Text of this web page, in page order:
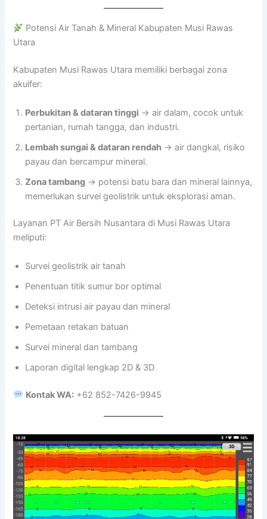
Potensi Air Tanah & Mineral Kabupaten Musi Rawas
Utara
Kabupaten Musi Rawas Utara memiliki berbagai zona
akuifer:
Perbukitan & dataran tinggi → air dalam, cocok untuk
pertanian, rumah tangga, dan industri.
Lembah sungai & dataran rendah → air dangkal, risiko
payau dan bercampur mineral.
Zona tambang → potensi batu bara dan mineral lainnya,
memerlukan survei geolistrik untuk eksplorasi aman.
Layanan PT Air Bersih Nusantara di Musi Rawas Utara
meliputi:
Survei geolistrik air tanah
Penentuan titik sumur bor optimal
Deteksi intrusi air payau dan mineral
Pemetaan retakan batuan
Survei mineral dan tambang
Laporan digital lengkap 2D & 3D
Kontak WA: +62 852-7426-9945